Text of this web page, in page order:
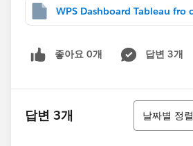
좋아요 0개 답변 3개
답변 3개
정렬
날짜별 정렬